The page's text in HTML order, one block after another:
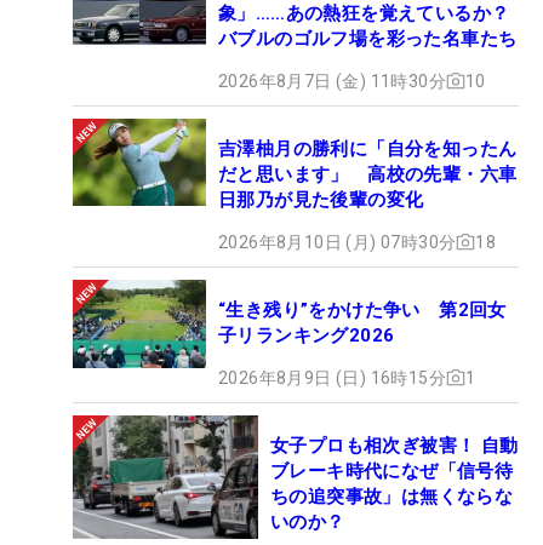
象」……あの熱狂を覚えているか？
バブルのゴルフ場を彩った名車たち
2026年8月7日 (金) 11時30分 10
吉澤柚月の勝利に「自分を知ったん
だと思います」 高校の先輩・六車
日那乃が見た後輩の変化
2026年8月10日 (月) 07時30分 18
“生き残り”をかけた争い 第2回女
子リランキング2026
2026年8月9日 (日) 16時15分 1
女子プロも相次ぎ被害！ 自動
ブレーキ時代になぜ「信号待
ちの追突事故」は無くならな
いのか？